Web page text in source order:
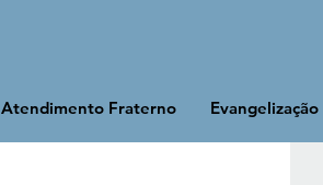
Atendimento Fraterno